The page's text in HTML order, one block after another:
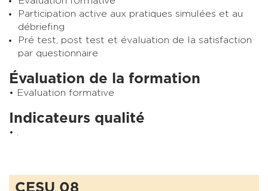
Participation active aux pratiques simulées et au
débriefing
Pré test, post test et évaluation de la satisfaction
par questionnaire
Évaluation de la formation
Evaluation formative
Indicateurs qualité
CESU 08